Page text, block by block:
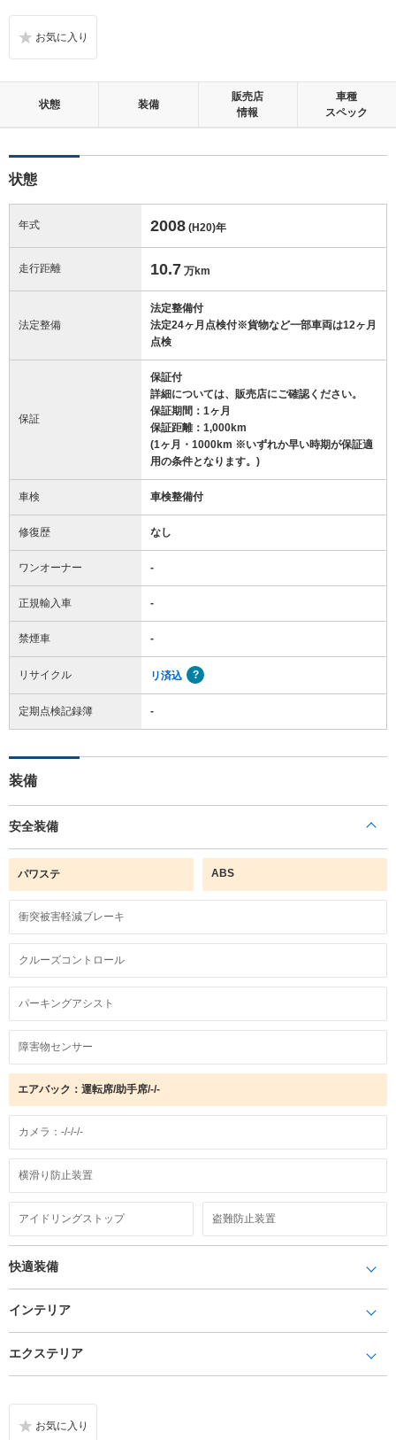
状態 装備
販売店
情報
車種
スペック
状態
年式 2008 (H20)年
走行距離 10.7 万km
法定整備
法定整備付
法定24ヶ月点検付※貨物など一部車両は12ヶ月
点検
保証
保証付
詳細については、販売店にご確認ください。
保証期間：1ヶ月
保証距離：1,000km
(1ヶ月・1000km ※いずれか早い時期が保証適
用の条件となります。)
車検 車検整備付
修復歴 なし
ワンオーナー -
正規輸入車 -
禁煙車 -
リサイクル リ済込
定期点検記録簿 -
装備
安全装備
パワステ ABS
衝突被害軽減ブレーキ
クルーズコントロール
パーキングアシスト
障害物センサー
エアバック：運転席/助手席/-/-
カメラ：-/-/-/-
横滑り防止装置
アイドリングストップ 盗難防止装置
快適装備
インテリア
エクステリア